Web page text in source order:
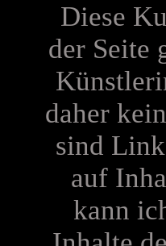
Diese
der Seite
daher
sind
auf
kann